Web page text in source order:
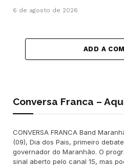
6 de agosto de 2026
ADD A
Conversa Franca –
CONVERSA FRANCA Band
(09), Dia dos Pais, primeiro
governador do Maranhão. O
sinal aberto pelo canal 15, mas